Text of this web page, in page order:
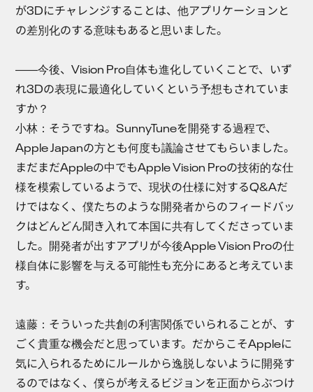
が3Dにチャレンジすることは、他アプリケーションと
の差別化のする意味もあると思いました。
――今後、Vision Pro自体も進化していくことで、いず
れ3Dの表現に最適化していくという予想もされていま
すか？
小林： そうですね。SunnyTuneを開発する過程で、
Apple Japanの方とも何度も議論させてもらいました。
まだまだAppleの中でもApple Vision Proの技術的な仕
様を模索しているようで、現状の仕様に対するQ&Aだ
けではなく、僕たちのような開発者からのフィードバッ
クはどんどん聞き入れて本国に共有してくださっていま
した。開発者が出すアプリが今後Apple Vision Proの仕
様自体に影響を与える可能性も充分にあると考えていま
す。
遠藤： そういった共創の利害関係でいられることが、す
ごく貴重な機会だと思っています。だからこそAppleに
気に入られるためにルールから逸脱しないように開発す
るのではなく、僕らが考えるビジョンを正面からぶつけ